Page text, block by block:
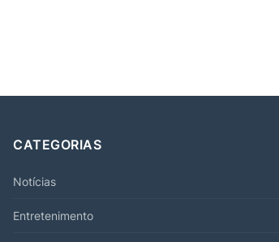
CATEGORIAS
Notícias
Entretenimento